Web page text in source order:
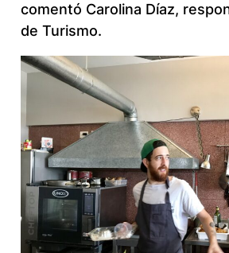
comentó Carolina Díaz,
de Turismo.